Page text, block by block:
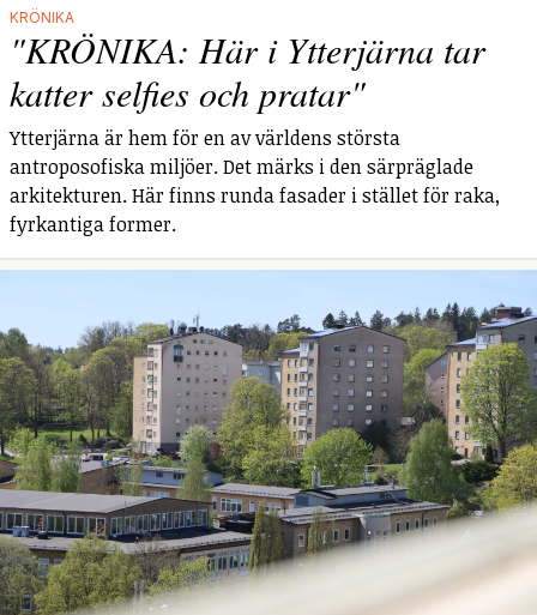
KRÖNIKA
"KRÖNIKA: Här i Ytterjärna tar
katter selfies och pratar"
Ytterjärna är hem för en av världens största
antroposofiska miljöer. Det märks i den särpräglade
arkitekturen. Här finns runda fasader i stället för raka,
fyrkantiga former.